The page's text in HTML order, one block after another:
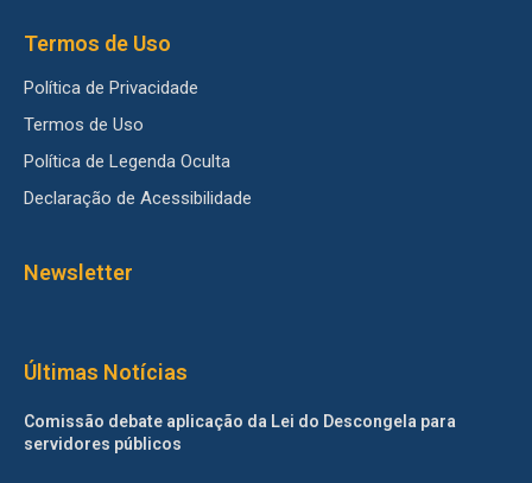
Termos de Uso
Política de Privacidade
Termos de Uso
Política de Legenda Oculta
Declaração de Acessibilidade
Newsletter
Últimas Notícias
Comissão debate aplicação da Lei do Descongela para
servidores públicos